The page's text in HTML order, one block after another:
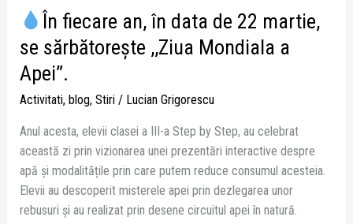
În fiecare an, în data de 22 martie,
se sărbătorește ,,Ziua Mondiala a
Apei”.
Activitati, blog, Stiri/ Lucian Grigorescu
Anul acesta, elevii clasei a III-a Step by Step, au celebrat
această zi prin vizionarea unei prezentări interactive despre
apă și modalitățile prin care putem reduce consumul acesteia.
Elevii au descoperit misterele apei prin dezlegarea unor
rebusuri și au realizat prin desene circuitul apei în natură.